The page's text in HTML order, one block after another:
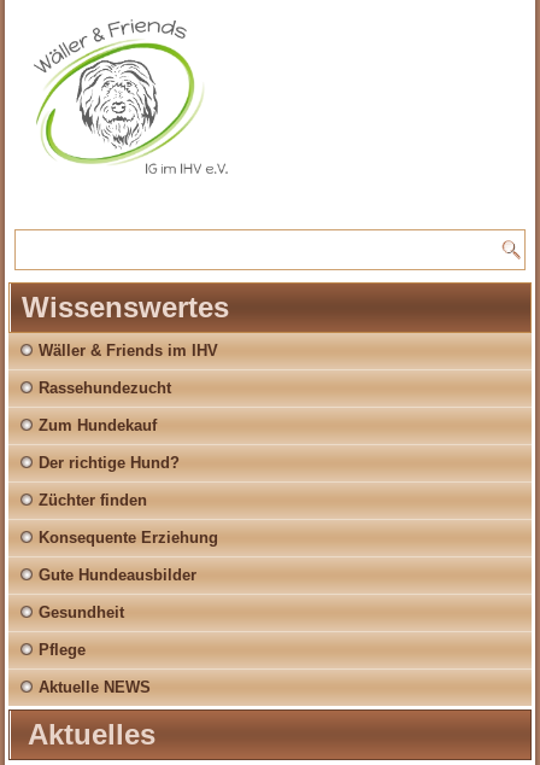
Wissenswertes
Wäller & Friends im IHV
Rassehundezucht
Zum Hundekauf
Der richtige Hund?
Züchter finden
Konsequente Erziehung
Gute Hundeausbilder
Gesundheit
Pflege
Aktuelle NEWS
Aktuelles